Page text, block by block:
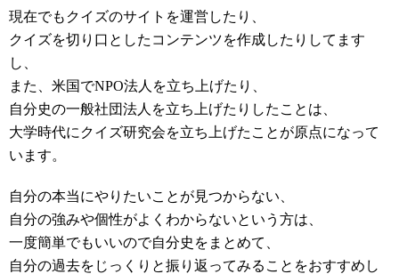
現在でもクイズのサイトを運営したり、
クイズを切り口としたコンテンツを作成したりしてます
し、
また、米国でNPO法人を立ち上げたり、
自分史の一般社団法人を立ち上げたりしたことは、
大学時代にクイズ研究会を立ち上げたことが原点になって
います。
自分の本当にやりたいことが見つからない、
自分の強みや個性がよくわからないという方は、
一度簡単でもいいので自分史をまとめて、
自分の過去をじっくりと振り返ってみることをおすすめし